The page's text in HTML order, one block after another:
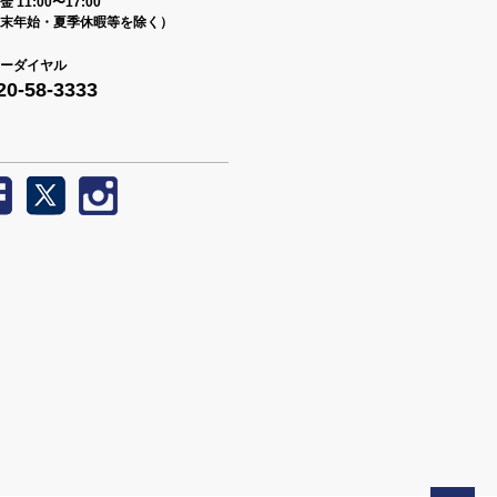
末年始・夏季休暇等を除く）
ダイヤル
58-3333